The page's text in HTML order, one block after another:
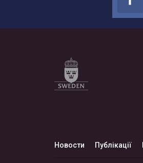
Новости Публікації